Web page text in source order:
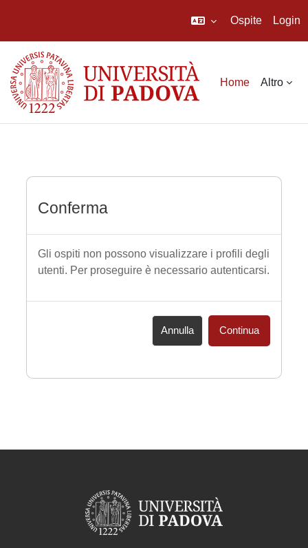
Ospite Login
Home Altro
Conferma
Gli ospiti non possono visualizzare i profili degli
utenti. Per proseguire è necessario autenticarsi.
Annulla Continua